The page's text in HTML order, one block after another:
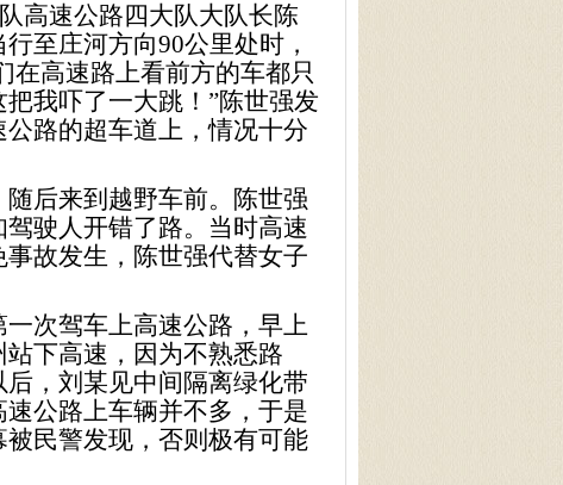
高速公路四大队大队长陈
至庄河方向90公里处时，
在高速路上看前方的车都只
我吓了一大跳！”陈世强发
路的超车道上，情况十分
后来到越野车前。陈世强
驶人开错了路。当时高速
故发生，陈世强代替女子
次驾车上高速公路，早上
下高速，因为不熟悉路
，刘某见中间隔离绿化带
公路上车辆并不多，于是
民警发现，否则极有可能